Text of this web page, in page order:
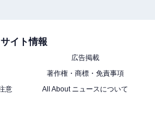
サイト情報
広告掲載
著作権・商標・免責事項
意
All About ニュースについて